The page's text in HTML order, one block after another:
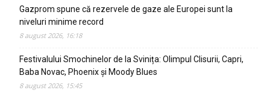
Gazprom spune că rezervele de gaze ale Europei sunt la
niveluri minime record
8 august 2026, 16:18
Festivalului Smochinelor de la Svinița: Olimpul Clisurii, Capri,
Baba Novac, Phoenix și Moody Blues
8 august 2026, 15:45